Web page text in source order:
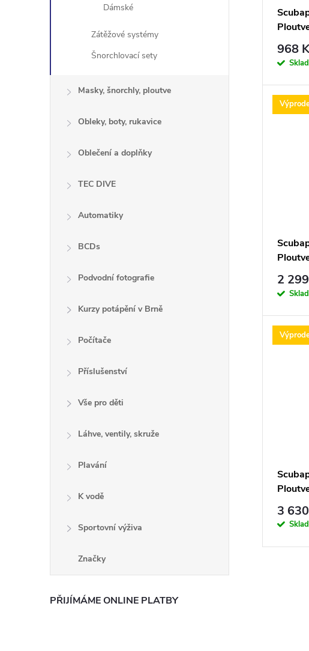
Dámské
Zátěžové systémy
Šnorchlovací sety
Masky, šnorchly, ploutve
Obleky, boty, rukavice
Oblečení a doplňky
TEC DIVE
Automatiky
BCDs
Podvodní fotografie
Kurzy potápění v Brně
Počítače
Příslušenství
Vše pro děti
Láhve, ventily, skruže
Plavání
K vodě
Sportovní výživa
Značky
PŘIJÍMÁME ONLINE PLATBY
968
2
3